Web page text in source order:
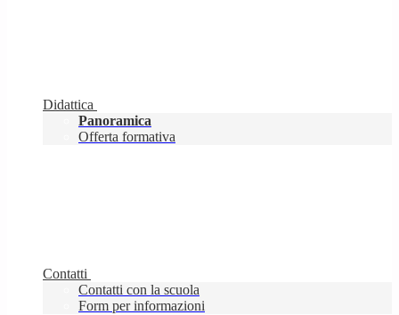
Didattica
Panoramica
Offerta formativa
Contatti
Contatti con la scuola
Form per informazioni